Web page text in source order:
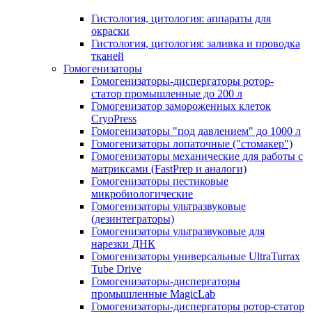
Гистология, цитология: аппараты для
окраски
Гистология, цитология: заливка и проводка
тканей
Гомогенизаторы
Гомогенизаторы-диспергаторы ротор-
статор промышленные до 200 л
Гомогенизатор замороженных клеток
CryoPress
Гомогенизаторы "под давлением" до 1000 л
Гомогенизаторы лопаточные ("стомакер")
Гомогенизаторы механические для работы с
матриксами (FastPrep и аналоги)
Гомогенизаторы пестиковые
микробиологические
Гомогенизаторы ультразвуковые
(дезинтеграторы)
Гомогенизаторы ультразвуковые для
нарезки ДНК
Гомогенизаторы универсальные UltraTurrax
Tube Drive
Гомогенизаторы-диспергаторы
промышленные MagicLab
Гомогенизаторы-диспергаторы ротор-статор